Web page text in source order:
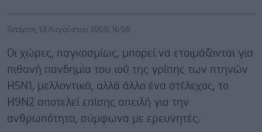
Τετάρτη, 13 Αυγούστου 2008, 16:58
Οι χώρες, παγκοσμίως, μπορεί να ετοιμάζονται για
πιθανή πανδημία του ιού της γρίπης των πτηνών
H5N1, μελλοντικά, αλλά άλλο ένα στέλεχος, το
Η9Ν2 αποτελεί επίσης απειλή για την
ανθρωπότητα, σύμφωνα με ερευνητές.